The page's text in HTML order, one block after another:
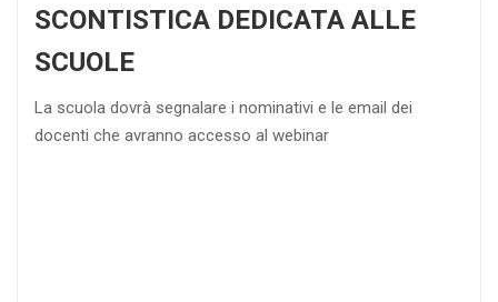
SCONTISTICA DEDICATA ALLE
SCUOLE
La scuola dovrà segnalare i nominativi e le email dei
docenti che avranno accesso al webinar